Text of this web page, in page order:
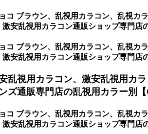
コ ブラウン、乱視用カラコン、乱視
安乱視用カラコン通販ショップ専門店
コ ブラウン、乱視用カラコン、乱視
安乱視用カラコン通販ショップ専門店
乱視用カラコン、激安乱視用カ
ズ通販専門店の乱視用カラー別【
コ ブラウン、乱視用カラコン、乱視
安乱視用カラコン通販ショップ専門店